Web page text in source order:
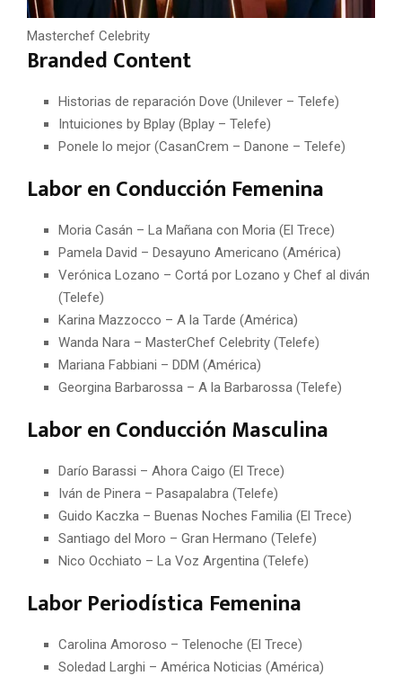
Masterchef Celebrity
Branded Content
Historias de reparación Dove (Unilever – Telefe)
Intuiciones by Bplay (Bplay – Telefe)
Ponele lo mejor (CasanCrem – Danone – Telefe)
Labor en Conducción Femenina
Moria Casán – La Mañana con Moria (El Trece)
Pamela David – Desayuno Americano (América)
Verónica Lozano – Cortá por Lozano y Chef al diván
(Telefe)
Karina Mazzocco – A la Tarde (América)
Wanda Nara – MasterChef Celebrity (Telefe)
Mariana Fabbiani – DDM (América)
Georgina Barbarossa – A la Barbarossa (Telefe)
Labor en Conducción Masculina
Darío Barassi – Ahora Caigo (El Trece)
Iván de Pinera – Pasapalabra (Telefe)
Guido Kaczka – Buenas Noches Familia (El Trece)
Santiago del Moro – Gran Hermano (Telefe)
Nico Occhiato – La Voz Argentina (Telefe)
Labor Periodística Femenina
Carolina Amoroso – Telenoche (El Trece)
Soledad Larghi – América Noticias (América)